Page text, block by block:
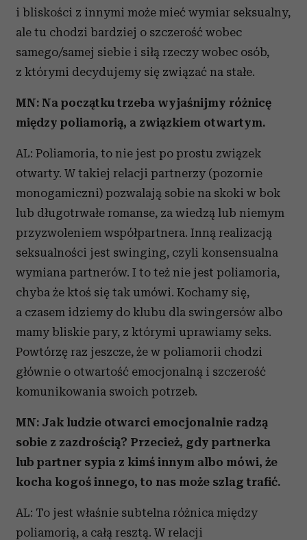
i bliskości z innymi może mieć wymiar seksualny,
ale tu chodzi bardziej o szczerość wobec
samego/samej siebie i siłą rzeczy wobec osób,
z którymi decydujemy się związać na stałe.
MN: Na początku trzeba wyjaśnijmy różnicę
między poliamorią, a związkiem otwartym.
AL: Poliamoria, to nie jest po prostu związek
otwarty. W takiej relacji partnerzy (pozornie
monogamiczni) pozwalają sobie na skoki w bok
lub długotrwałe romanse, za wiedzą lub niemym
przyzwoleniem współpartnera. Inną realizacją
seksualności jest swinging, czyli konsensualna
wymiana partnerów. I to też nie jest poliamoria,
chyba że ktoś się tak umówi. Kochamy się,
a czasem idziemy do klubu dla swingersów albo
mamy bliskie pary, z którymi uprawiamy seks.
Powtórzę raz jeszcze, że w poliamorii chodzi
głównie o otwartość emocjonalną i szczerość
komunikowania swoich potrzeb.
MN: Jak ludzie otwarci emocjonalnie radzą
sobie z zazdrością? Przecież, gdy partnerka
lub partner sypia z kimś innym albo mówi, że
kocha kogoś innego, to nas może szlag trafić.
AL: To jest właśnie subtelna różnica między
poliamorią, a całą resztą. W relacji